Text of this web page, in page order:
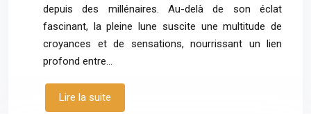
depuis des millénaires. Au-delà de son éclat
fascinant, la pleine lune suscite une multitude de
croyances et de sensations, nourrissant un lien
profond entre…
Lire la suite